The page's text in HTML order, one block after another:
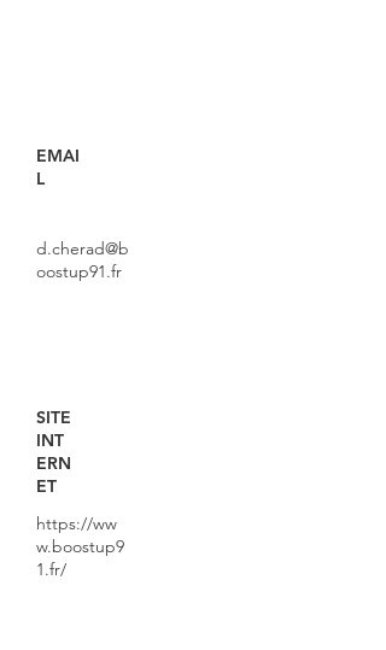
EMAI
L
d.cherad@b
oostup91.fr
SITE
INT
ERN
ET
https://ww
w.boostup9
1.fr/